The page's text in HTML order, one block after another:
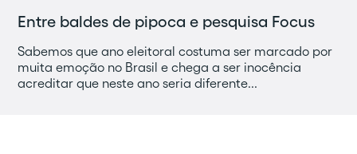
Entre baldes de pipoca e pesquisa Focus
Sabemos que ano eleitoral costuma ser marcado por
muita emoção no Brasil e chega a ser inocência
acreditar que neste ano seria diferente...